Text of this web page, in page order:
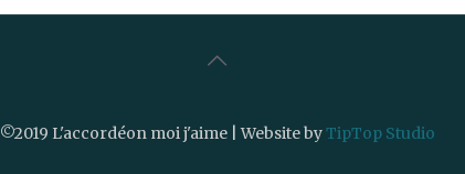
©2019 L'accordéon moi j'aime | Website byTipTop Studio